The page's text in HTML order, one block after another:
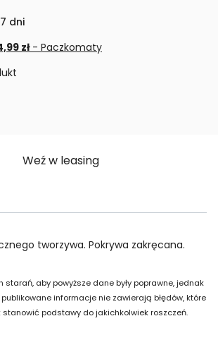
dni
zł- Paczkomaty
Weź w leasing
tworzywa. Pokrywa zakręcana.
starań, aby powyższe dane były poprawne, jednak
informacje nie zawierają błędów, które
podstawy do jakichkolwiek roszczeń.